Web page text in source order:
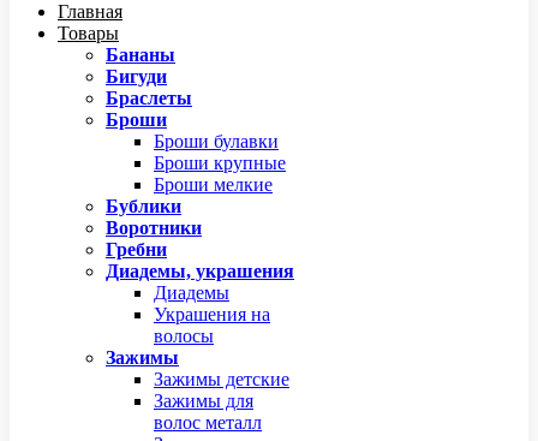
Главная
Товары
Бананы
Бигуди
Браслеты
Броши
Броши булавки
Броши крупные
Броши мелкие
Бублики
Воротники
Гребни
Диадемы, украшения
Диадемы
Украшения на
волосы
Зажимы
Зажимы детские
Зажимы для
волос металл